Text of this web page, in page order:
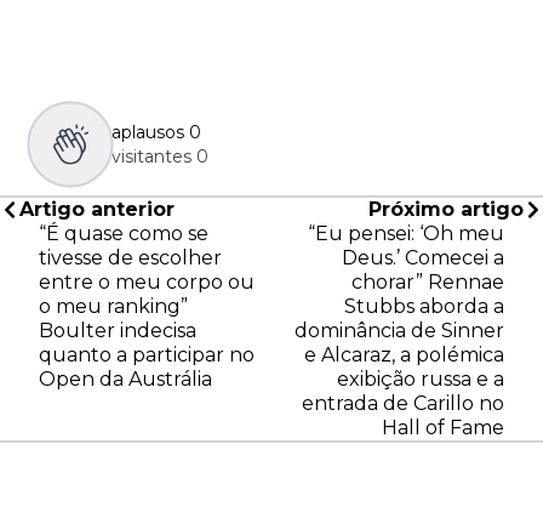
aplausos 0
visitantes 0
Artigo anterior
“É quase como se
tivesse de escolher
entre o meu corpo ou
o meu ranking”
Boulter indecisa
quanto a participar no
Open da Austrália
Próximo artigo
“Eu pensei: ‘Oh meu
Deus.’ Comecei a
chorar” Rennae
Stubbs aborda a
dominância de Sinner
e Alcaraz, a polémica
exibição russa e a
entrada de Carillo no
Hall of Fame